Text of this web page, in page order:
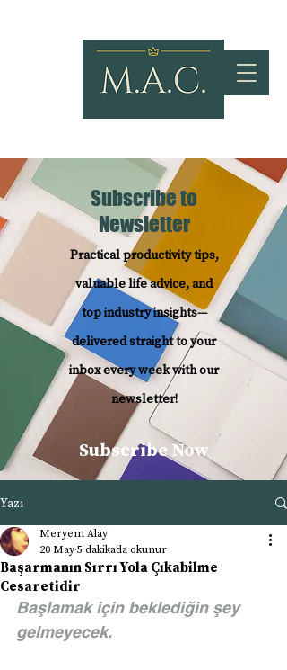
Subscribe to
Newsletter
Practical productivity tips,
valuable life advice, and
top industry insights—
delivered straight to your
inbox every week with our
newsletter!
Subscribe Now
Yazı
Başarmanın Sırrı Yola Çıkabilme
Cesaretidir
Meryem Alay
20 May5 dakikada okunur
Başlamak için beklediğin şey
gelmeyecek.